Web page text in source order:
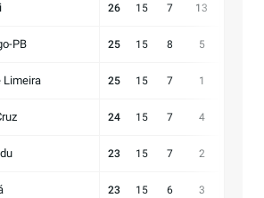
26 15 7 13
PB 25 15 8 5
Limeira 25 15 7 1
24 15 7 4
23 15 7 2
23 15 6 3